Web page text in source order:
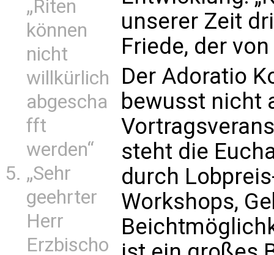
„Riten
können
nicht
willkürlich
abgescha
fft
werden“
„Sehr
geehrter
Herr
Erzbischo
unserer Zeit
Friede, der
Der Adoratio
bewusst nicht
steht die
durch
Workshops,